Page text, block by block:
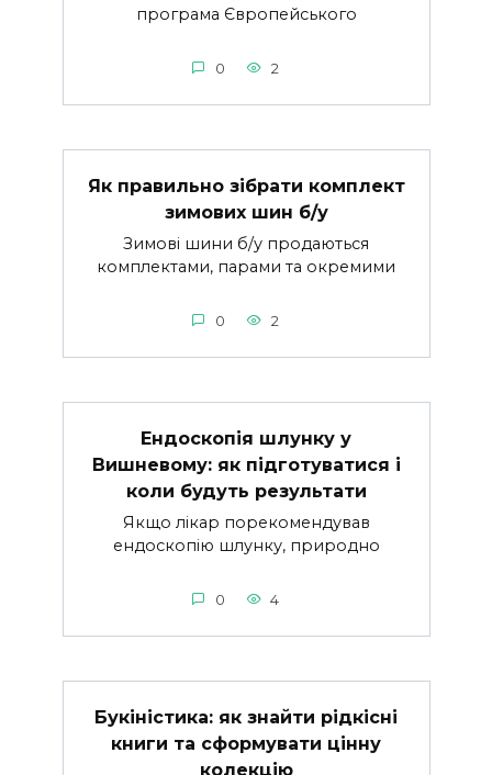
програма Європейського
0 2
Як правильно зібрати комплект
зимових шин б/у
Зимові шини б/у продаються
комплектами, парами та окремими
0 2
Ендоскопія шлунку у
Вишневому: як підготуватися і
коли будуть результати
Якщо лікар порекомендував
ендоскопію шлунку, природно
0 4
Букіністика: як знайти рідкісні
книги та сформувати цінну
колекцію